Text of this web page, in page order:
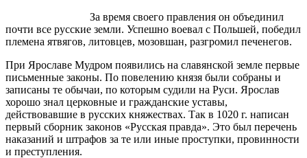
За время своего правления он объединил
почти все русские земли. Успешно воевал с Польшей, победил
племена ятвягов, литовцев, мозовшан, разгромил печенегов.
При Ярославе Мудром появились на славянской земле первые
письменные законы. По повелению князя были собраны и
записаны те обычаи, по которым судили на Руси. Ярослав
хорошо знал церковные и гражданские уставы,
действовавшие в русских княжествах. Так в 1020 г. написан
первый сборник законов «Русская правда». Это был перечень
наказаний и штрафов за те или иные проступки, провинности
и преступления.